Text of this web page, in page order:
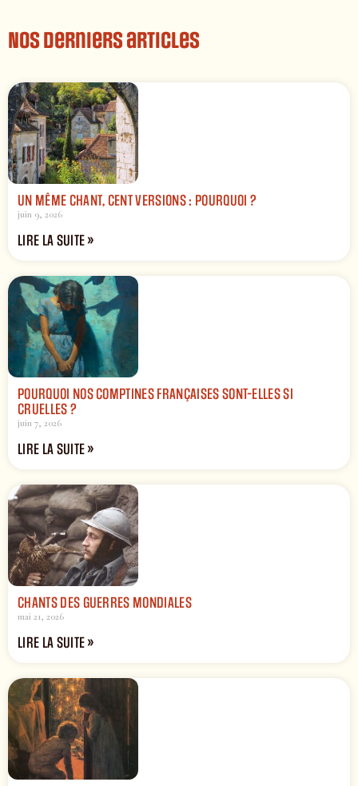
Nos derniers articles
UN MÊME CHANT, CENT VERSIONS : POURQUOI ?
juin 9, 2026
LIRE LA SUITE »
POURQUOI NOS COMPTINES FRANÇAISES SONT-ELLES SI
CRUELLES ?
juin 7, 2026
LIRE LA SUITE »
CHANTS DES GUERRES MONDIALES
mai 21, 2026
LIRE LA SUITE »